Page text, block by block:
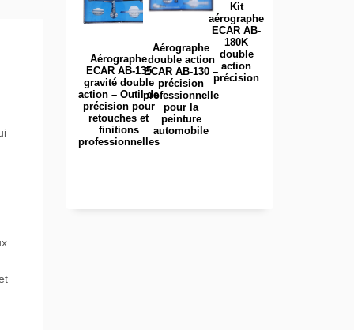
Aérographe
ECAR AB-135
gravité double
action – Outil de
précision pour
retouches et
finitions
professionnelles
Aérographe
double action
ECAR AB-130 –
précision
professionnelle
pour la
peinture
automobile
Kit
aérographe
ECAR AB-
180K
double
action
précision